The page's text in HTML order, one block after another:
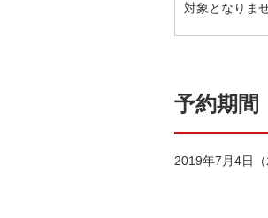
対象となりま
予約期間
2019年7月4日（